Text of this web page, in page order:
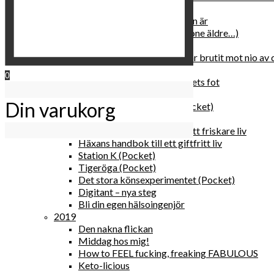
Hur du blir parisisk var du än är
Äldre och klokare (åtminstone äldre…)
Gud gav oss tio bud – jag har brutit mot nio av
Blomster & bakverk
Den lilla vingården vid bergets fot
Det lilla galleriet i solen (pocket)
Den nakna flickan (pocket)
Gröna, sköna tillbehör för ett friskare liv
Häxans handbok till ett giftfritt liv
Station K (Pocket)
Tigeröga (Pocket)
Det stora könsexperimentet (Pocket)
Digitant – nya steg
Bli din egen hälsoingenjör
2019
Den nakna flickan
Middag hos mig!
How to FEEL fucking, freaking FABULOUS
Keto-licious
0
Din varukorg